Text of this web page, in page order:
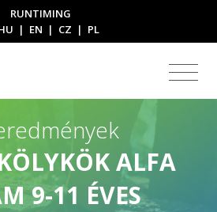
RUNTIMING
| EN | CZ | PL
ALFA
9-11 ÉVES